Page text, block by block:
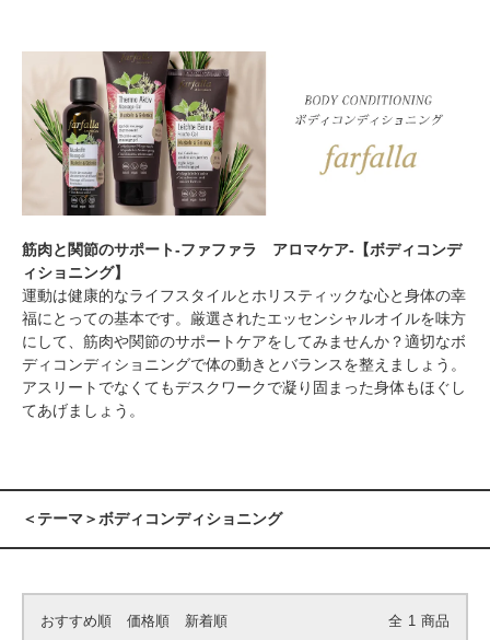
筋肉と関節のサポート-ファファラ アロマケア-【ボディコンデ
ィショニング】
運動は健康的なライフスタイルとホリスティックな心と身体の幸
福にとっての基本です。厳選されたエッセンシャルオイルを味方
にして、筋肉や関節のサポートケアをしてみませんか？適切なボ
ディコンディショニングで体の動きとバランスを整えましょう。
アスリートでなくてもデスクワークで凝り固まった身体もほぐし
てあげましょう。
＜テーマ＞ボディコンディショニング
おすすめ順 価格順 新着順 全 1 商品